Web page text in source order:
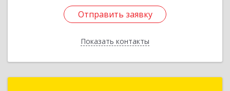
Отправить заявку
Показать контакты
Отправить заявку
Назад